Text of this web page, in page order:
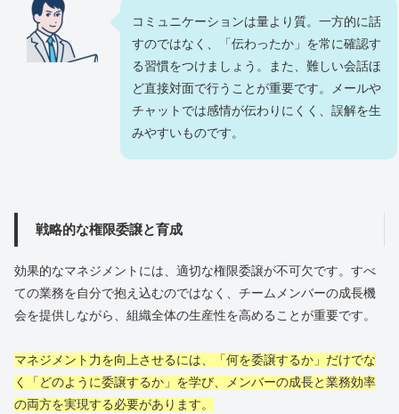
コミュニケーションは量より質。一方的に話
すのではなく、「伝わったか」を常に確認す
る習慣をつけましょう。また、難しい会話ほ
ど直接対面で行うことが重要です。メールや
チャットでは感情が伝わりにくく、誤解を生
みやすいものです。
戦略的な権限委譲と育成
効果的なマネジメントには、適切な権限委譲が不可欠です。すべ
ての業務を自分で抱え込むのではなく、チームメンバーの成長機
会を提供しながら、組織全体の生産性を高めることが重要です。
マネジメント力を向上させるには、「何を委譲するか」だけでな
く「どのように委譲するか」を学び、メンバーの成長と業務効率
の両方を実現する必要があります。